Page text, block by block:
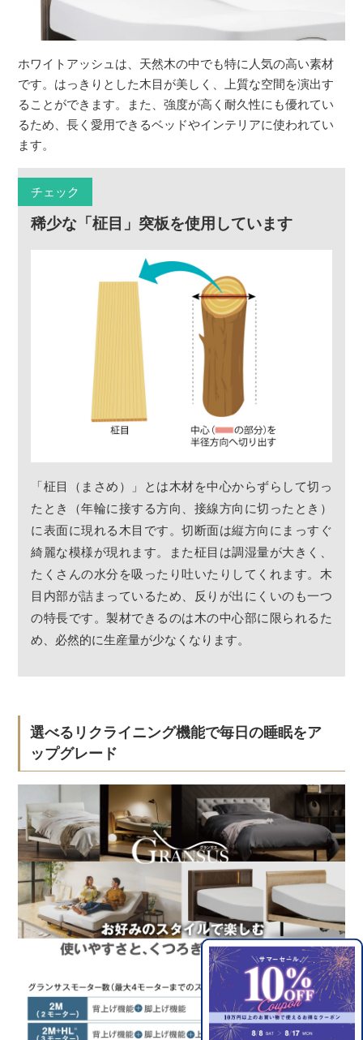
ホワイトアッシュは、天然木の中でも特に人気の高い素材
です。はっきりとした木目が美しく、上質な空間を演出す
ることができます。また、強度が高く耐久性にも優れてい
るため、長く愛用できるベッドやインテリアに使われてい
ます。
チェック
稀少な「柾目」突板を使用しています
「柾目（まさめ）」とは木材を中心からずらして切っ
たとき（年輪に接する方向、接線方向に切ったとき）
に表面に現れる木目です。切断面は縦方向にまっすぐ
綺麗な模様が現れます。また柾目は調湿量が大きく、
たくさんの水分を吸ったり吐いたりしてくれます。木
目内部が詰まっているため、反りが出にくいのも一つ
の特長です。製材できるのは木の中心部に限られるた
め、必然的に生産量が少なくなります。
選べるリクライニング機能で毎日の睡眠をア
ップグレード